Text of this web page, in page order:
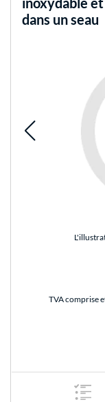
dans un seau
TVA comprise